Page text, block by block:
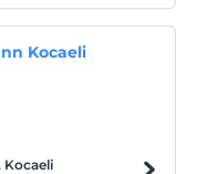
Kocaeli
Kocaeli